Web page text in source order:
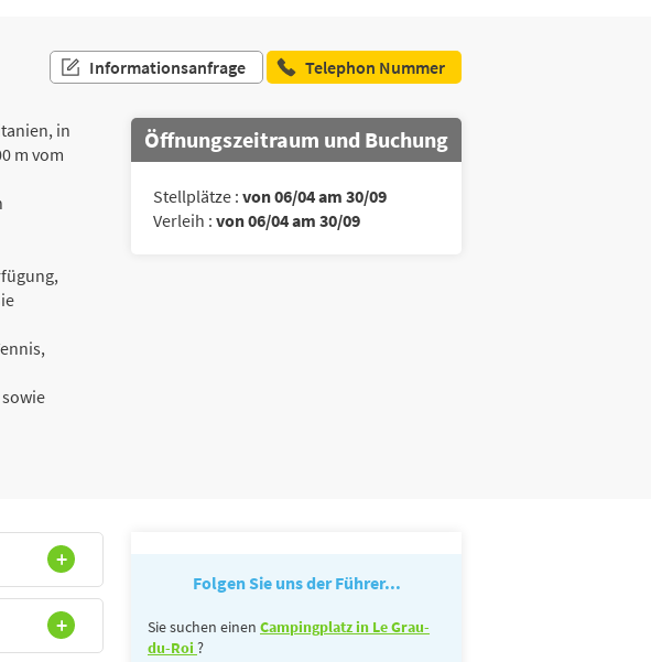
Informationsanfrage Telephon Nummer
in
m vom
Öffnungszeitraum und Buchung
Stellplätze : von 06/04 am 30/09
Verleih : von 06/04 am 30/09
Folgen Sie uns der Führer...
Sie suchen einen Campingplatz in Le Grau-
du-Roi ?